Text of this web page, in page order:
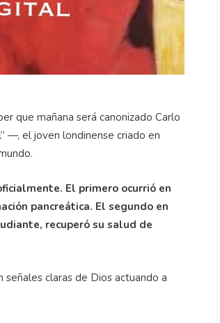
que mañana será canonizado Carlo
—, el joven londinense criado en
El primero ocurrió en
pancreática. El segundo en
recuperó su salud de
señales claras de Dios actuando a